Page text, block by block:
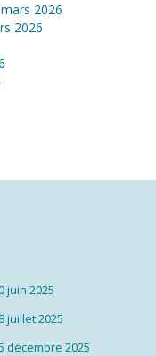
2026
2026
juin 2025
juillet 2025
décembre 2025